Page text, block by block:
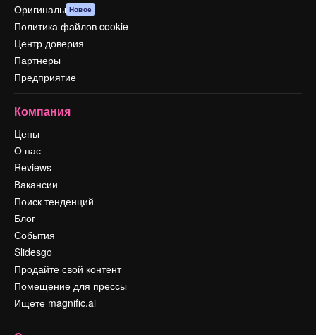
Оригиналы Новое
Политика файлов cookie
Центр доверия
Партнеры
Предприятие
Компания
Цены
О нас
Reviews
Вакансии
Поиск тенденций
Блог
События
Slidesgo
Продайте свой контент
Помещение для прессы
Ищете magnific.ai